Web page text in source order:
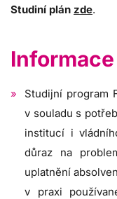
Studiní plán zde.
Studijní program
v souladu s
institucí i
důraz na
uplatnění
v praxi